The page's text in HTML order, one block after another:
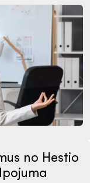
no Hestio